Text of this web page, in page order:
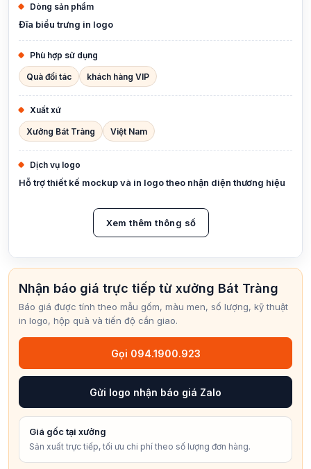
Dòng sản phẩm
Đĩa biểu trưng in logo
Phù hợp sử dụng
Quà đối tác khách hàng VIP
Xuất xứ
Xưởng Bát Tràng Việt Nam
Dịch vụ logo
Hỗ trợ thiết kế mockup và in logo theo nhận diện thương hiệu
Xem thêm thông số
Nhận báo giá trực tiếp từ xưởng Bát Tràng
Báo giá được tính theo mẫu gốm, màu men, số lượng, kỹ thuật
in logo, hộp quà và tiến độ cần giao.
Gọi 094.1900.923
Gửi logo nhận báo giá Zalo
Giá gốc tại xưởng
Sản xuất trực tiếp, tối ưu chi phí theo số lượng đơn hàng.